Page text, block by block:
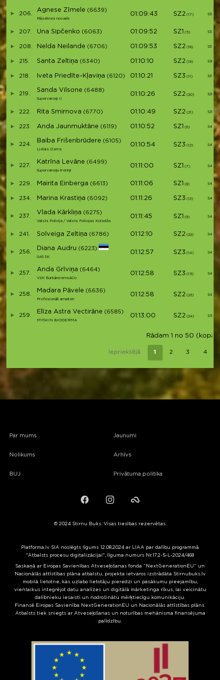
206.
Agnese Zīmele (6639)
Rēzeknes novads
01:09:43 SZ2 (17) S33
207. Una Sipčenko (6063) 01:09:52 SZ1 (5) S34
208. Nelda Neilande (6706) 01:09:53 SZ2 (18) S35
215. Santa Zeltiņa (6340) 01:10:10 SZ2 (19) S36
218. Iveta Priedīte-Kļaviņa (6120) 01:10:21 SZ3 (11) S37
219.
Sanda Vilsone (6488)
Supervaroņi II
01:10:26 SZ2 (20) S38
222. Rita Smirnova (6770) 01:10:49 SZ2 (21) S39
223. Anda Jaunmuktāne (6119) 01:10:52 SZ1 (6) S40
224.
Baiba Frišenbrūdere (6105)
Lielais Ciems
01:10:54 SZ3 (12) S41
227.
Katrīna Levāne (6499)
Supervaroņu treniņi
01:11:00 SZ1 (7) S42
229. Mairita Einberga (6613) 01:11:06 SZ1 (8) S43
234. Marina Krastiņa (6092) 01:11:26 SZ3 (13) S44
237.
Vlada Kārkliņa (6275)
Valsts Policija / Valsts Policijas Koledža
01:11:45 SZ1 (9) S45
241. Solveiga Zeltiņa (6786) 01:12:10 SZ2 (22) S46
256.
Diana Audru (6223)
G4S SK
01:12:57 SZ3 (14) S47
257.
Anda Grīviņa (6464)
VSK Burkānciems&Co
01:12:58 SZ3 (15) S48
258.
Madara Pāvele (6636)
Profesionāli amatieri
01:12:58 SZ2 (23) S49
259.
Elīza Astra Vectirāne (6585)
MYSKIN BIODERMA
01:13:00 SZ2 (24) S50
Rādam 1 no 50 (kopā
Iepriekšējā 1 2 3 4
Par mums
Nolikums
BUJ
Jaunumi
Arhīvs
Privātuma politika
FacebookInstagramFailiem.lv
© 2024 Stirnu Buks. Visas tiesības rezervētas.
Platforma.lv SIA noslēgts līgums 12.08.2024 ar LIAA par dalību programmā
"Atbalsts procesu digitalizācijai", līguma numurs Nr.17.2-5-L-2024/468
Saskaņā ar Eiropas Savienības Atveseļošanas fonda “NextGenerationEU” un
Nacionālās attīstības plāna atbalstu, projekta ietvaros izstrādāta Stirnubuks.lv
mobilā lietotne, kas uzlabo lietotāju pieredzi un pasākumu pieejamību,
vienlaikus integrējot datu analīzes un digitālā mārketinga rīkus, lai veicinātu
dalībnieku iesaisti un nodrošinātu mērķtiecīgu komunikāciju.
Finansē Eiropas Savienība NextGenerationEU un Nacionālās attīstības plāns.
Atbalsts tiek sniegts ar Atveseļošanas un noturības mehānisma finansējuma
palīdzību.